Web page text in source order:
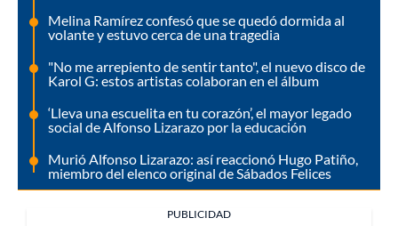
Melina Ramírez confesó que se quedó dormida al
volante y estuvo cerca de una tragedia
"No me arrepiento de sentir tanto", el nuevo disco de
Karol G: estos artistas colaboran en el álbum
‘Lleva una escuelita en tu corazón’, el mayor legado
social de Alfonso Lizarazo por la educación
Murió Alfonso Lizarazo: así reaccionó Hugo Patiño,
miembro del elenco original de Sábados Felices
PUBLICIDAD